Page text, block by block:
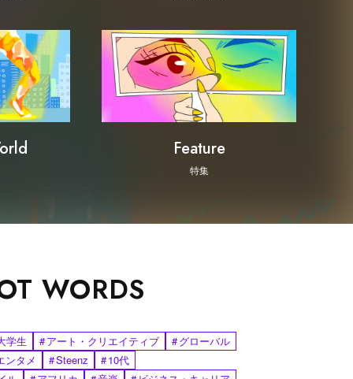
Feature
特集
WORDS
学生 #アート・クリエイティブ #グローバル
ンタメ
#Steenz #10代